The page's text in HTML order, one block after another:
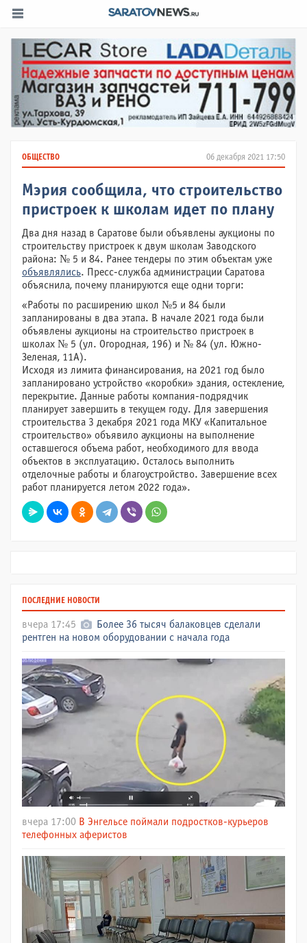
06 декабря 2021 17:50
ОБЩЕСТВО
Мэрия сообщила, что строительство
пристроек к школам идет по плану
Два дня назад в Саратове были объявлены аукционы по
строительству пристроек к двум школам Заводского
района: № 5 и 84. Ранее тендеры по этим объектам уже
объявлялись. Пресс-служба администрации Саратова
объяснила, почему планируются еще одни торги:
«Работы по расширению школ №5 и 84 были
запланированы в два этапа. В начале 2021 года были
объявлены аукционы на строительство пристроек в
школах № 5 (ул. Огородная, 196) и № 84 (ул. Южно-
Зеленая, 11А).
Исходя из лимита финансирования, на 2021 год было
запланировано устройство «коробки» здания, остекление,
перекрытие. Данные работы компания-подрядчик
планирует завершить в текущем году. Для завершения
строительства 3 декабря 2021 года МКУ «Капитальное
строительство» объявило аукционы на выполнение
оставшегося объема работ, необходимого для ввода
объектов в эксплуатацию. Осталось выполнить
отделочные работы и благоустройство. Завершение всех
работ планируется летом 2022 года».
ПОСЛЕДНИЕ НОВОСТИ
вчера 17:45
Более 36 тысяч балаковцев сделали
рентген на новом оборудовании с начала года
вчера 17:00 В Энгельсе поймали подростков-курьеров
телефонных аферистов